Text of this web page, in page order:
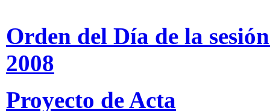
Orden del Día de la
2008
Proyecto de Acta